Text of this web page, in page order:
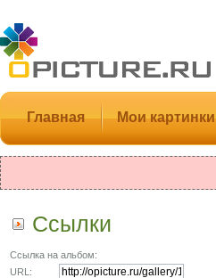
Главная Мои картинки
Ссылки
Ссылка на альбом:
URL: